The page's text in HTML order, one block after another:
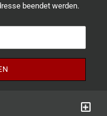
beendet werden.